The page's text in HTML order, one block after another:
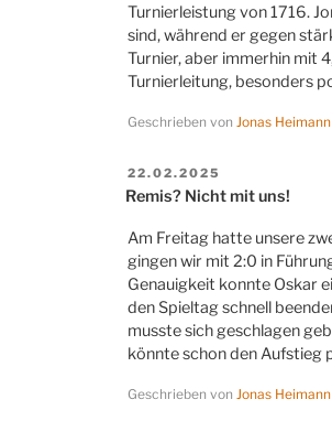
Turnierleistung von 1716.
sind, während er gegen
Turnier, aber immerhin mit
Turnierleitung, besonders
Geschrieben von Jonas Heimann
VERÖFFENTLICHT
AM
22.02.2025
Remis? Nicht mit uns!
Am Freitag hatte unsere
gingen wir mit 2:0 in
Genauigkeit konnte Oskar
den Spieltag schnell
musste sich geschlagen
könnte schon den Aufstieg
Geschrieben von Jonas Heimann